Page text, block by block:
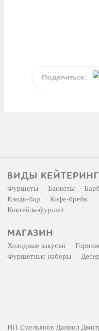
Поделиться:
ВИДЫ
Фуршеты Банкеты
Кэнди-бар
Кофе-брейк
Коктейль-фуршет
МАГАЗИН
Холодные закуски
Фуршетные наборы
ИП Емельянов Даниил